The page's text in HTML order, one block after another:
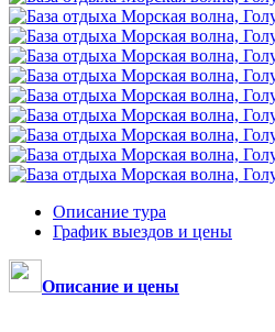
Описание тура
График выездов и цены
Описание и цены